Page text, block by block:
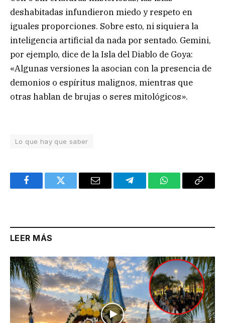
deshabitadas infundieron miedo y respeto en
iguales proporciones. Sobre esto, ni siquiera la
inteligencia artificial da nada por sentado. Gemini,
por ejemplo, dice de la Isla del Diablo de Goya:
«Algunas versiones la asocian con la presencia de
demonios o espíritus malignos, mientras que
otras hablan de brujas o seres mitológicos».
Lo que hay que saber
FacebookTwitter Email TelegramWhatsAppCopy
LEER MÁS